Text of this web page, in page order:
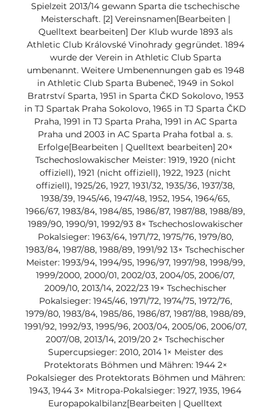
Spielzeit 2013/14 gewann Sparta die tschechische
Meisterschaft. [2] Vereinsnamen[Bearbeiten |
Quelltext bearbeiten] Der Klub wurde 1893 als
Athletic Club Královské Vinohrady gegründet. 1894
wurde der Verein in Athletic Club Sparta
umbenannt. Weitere Umbenennungen gab es 1948
in Athletic Club Sparta Bubeneč, 1949 in Sokol
Bratrství Sparta, 1951 in Sparta ČKD Sokolovo, 1953
in TJ Spartak Praha Sokolovo, 1965 in TJ Sparta ČKD
Praha, 1991 in TJ Sparta Praha, 1991 in AC Sparta
Praha und 2003 in AC Sparta Praha fotbal a. s.
Erfolge[Bearbeiten | Quelltext bearbeiten] 20×
Tschechoslowakischer Meister: 1919, 1920 (nicht
offiziell), 1921 (nicht offiziell), 1922, 1923 (nicht
offiziell), 1925/26, 1927, 1931/32, 1935/36, 1937/38,
1938/39, 1945/46, 1947/48, 1952, 1954, 1964/65,
1966/67, 1983/84, 1984/85, 1986/87, 1987/88, 1988/89,
1989/90, 1990/91, 1992/93 8× Tschechoslowakischer
Pokalsieger: 1963/64, 1971/72, 1975/76, 1979/80,
1983/84, 1987/88, 1988/89, 1991/92 13× Tschechischer
Meister: 1993/94, 1994/95, 1996/97, 1997/98, 1998/99,
1999/2000, 2000/01, 2002/03, 2004/05, 2006/07,
2009/10, 2013/14, 2022/23 19× Tschechischer
Pokalsieger: 1945/46, 1971/72, 1974/75, 1972/76,
1979/80, 1983/84, 1985/86, 1986/87, 1987/88, 1988/89,
1991/92, 1992/93, 1995/96, 2003/04, 2005/06, 2006/07,
2007/08, 2013/14, 2019/20 2× Tschechischer
Supercupsieger: 2010, 2014 1× Meister des
Protektorats Böhmen und Mähren: 1944 2×
Pokalsieger des Protektorats Böhmen und Mähren:
1943, 1944 3× Mitropa-Pokalsieger: 1927, 1935, 1964
Europapokalbilanz[Bearbeiten | Quelltext